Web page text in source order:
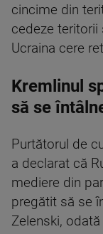
cincime din
cedeze teritorii
Ucraina cere
Kremlinul
să se
Purtătorul de
a declarat că
mediere din
pregătit să se
Zelenski,